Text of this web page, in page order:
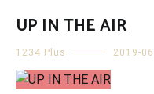
UP IN THE AIR
1234 Plus 2019-